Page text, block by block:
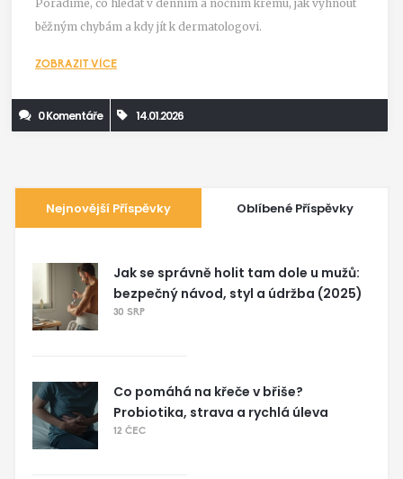
Poradíme, co hledat v denním a nočním krému, jak vyhnout
běžným chybám a kdy jít k dermatologovi.
ZOBRAZIT VÍCE
0 Komentáře 14.01.2026
Nejnovější Příspěvky Oblíbené Příspěvky
Jak se správně holit tam dole u mužů:
bezpečný návod, styl a údržba (2025)
30 SRP
Co pomáhá na křeče v břiše?
Probiotika, strava a rychlá úleva
12 ČEC